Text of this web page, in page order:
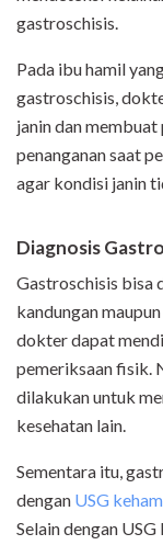
gastroschisis.
Pada ibu hamil
gastroschisis,
janin dan
penanganan saat
agar kondisi janin
Diagnosis
Gastroschisis bisa
kandungan
dokter dapat
pemeriksaan fisik.
dilakukan untuk
kesehatan lain.
Sementara itu,
dengan USG
Selain dengan